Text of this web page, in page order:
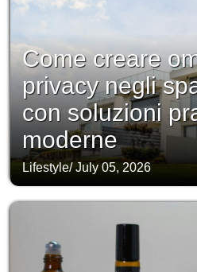
Come creare
privacy negli
con soluzioni
moderne
Lifestyle/July 05, 2026